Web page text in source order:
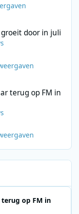
groeit door in juli
terug op FM in
terug op FM in